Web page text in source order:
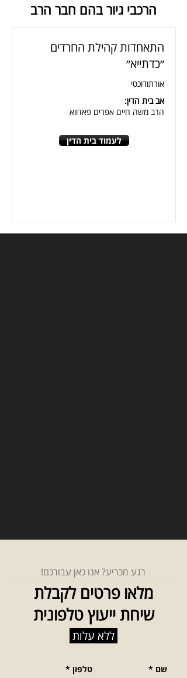
הרכבי גיור בהם חבר הרב
התאחדות קהילת החרדים
״כדתייא״
אורתודוכסי
אב בית הדין:
הרב משה חיים אפרים פאדווא
לעמוד בית הדין
רגע מכריע? אנו כאן עבורכם!
מלאו פרטים לקבלת
שיחת ייעוץ טלפונית
ללא עלות
שם * טלפון *